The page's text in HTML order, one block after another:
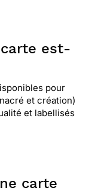
est-
pour
et création)
et labellisés
carte